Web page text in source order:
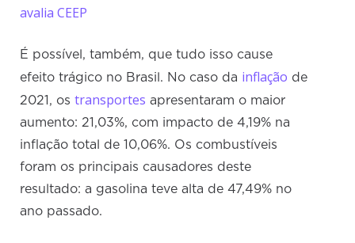
avalia CEEP
É possível, também, que tudo isso cause
efeito trágico no Brasil. No caso da inflação de
2021, ostransportes apresentaram o maior
aumento: 21,03%, com impacto de 4,19% na
inflação total de 10,06%. Os combustíveis
foram os principais causadores deste
resultado: a gasolina teve alta de 47,49% no
ano passado.